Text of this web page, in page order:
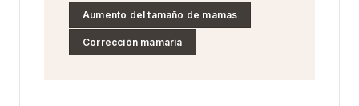
Aumento del tamaño de mamas
Corrección mamaria